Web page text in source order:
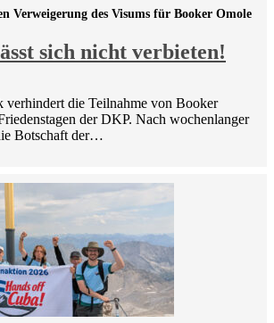
sich nicht verbieten!
Verweigerung des Visums für Booker Omole
verhindert die Teilnahme von Booker
der DKP. Nach wochenlanger
Botschaft der…